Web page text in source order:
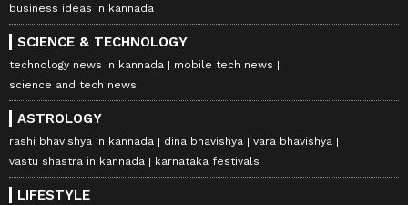
business ideas in kannada
SCIENCE & TECHNOLOGY
technology news in kannada
mobile tech news
science and tech news
ASTROLOGY
rashi bhavishya in kannada dina bhavishya
vara bhavishya
vastu shastra in kannada
karnataka festivals
LIFESTYLE